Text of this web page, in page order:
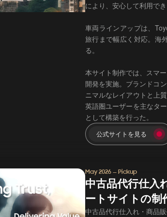
により、安心して利用で
車両ラインアップは、
旅行まで幅広く対応。海
る。
本サイト制作では、スマ
開発を実施。ブランドコ
ニマルなレイアウトと上
英語圏ユーザーを主なタ
として構築を行った。
公式サイトを見る
May 2026 — Pickup
中古品代行仕入
ートサイトの制
中古品代行仕入れ・商品